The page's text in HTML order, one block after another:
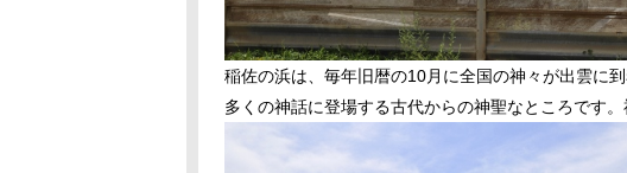
稲佐の浜は、毎年旧暦の10月に全国の神々が出雲に
多くの神話に登場する古代からの神聖なところです。